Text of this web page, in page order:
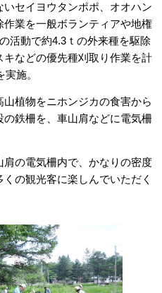
セイヨウタンポポ、オオハン
業を一般ボランティアや地権
活動で約4.3ｔの外来種を駆除
などの優先種刈取り作業を計
施。
植物をニホンジカの食害から
鉄柵を、車山肩などに電気柵
の電気柵内で、かなりの密度
の観光客に楽しんでいただく